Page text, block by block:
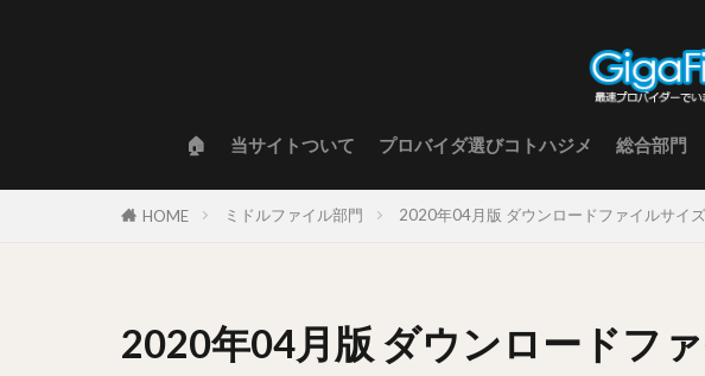
🏠 当サイトついて プロバイダ選びコトハジメ 総合部門
HOME ミドルファイル部門 2020年04月版 ダウンロードファイルサイ
2020年04月版 ダウンロードフ